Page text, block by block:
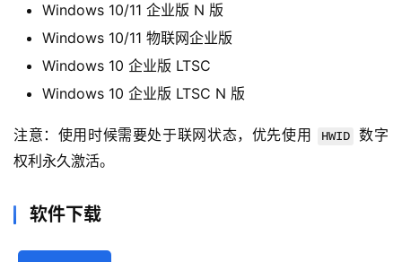
技
术
教
​Windows 10/11 企业版 N 版​
​Windows 10/11 物联网企业版​​
​Windows 10 企业版 LTSC​
​Windows 10 企业版 LTSC N 版
注意：使用时候需要处于联网状态，优先使用 HWID
数字
权利永久激活。
软件下载